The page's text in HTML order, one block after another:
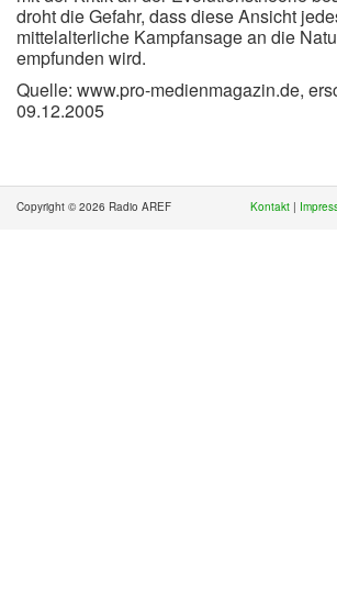
droht die Gefahr, dass diese Ansicht
mittelalterliche Kampfansage an die
empfunden wird.
Quelle: www.pro-medienmagazin.de,
09.12.2005
Copyright © 2026 Radio AREF Kontakt |